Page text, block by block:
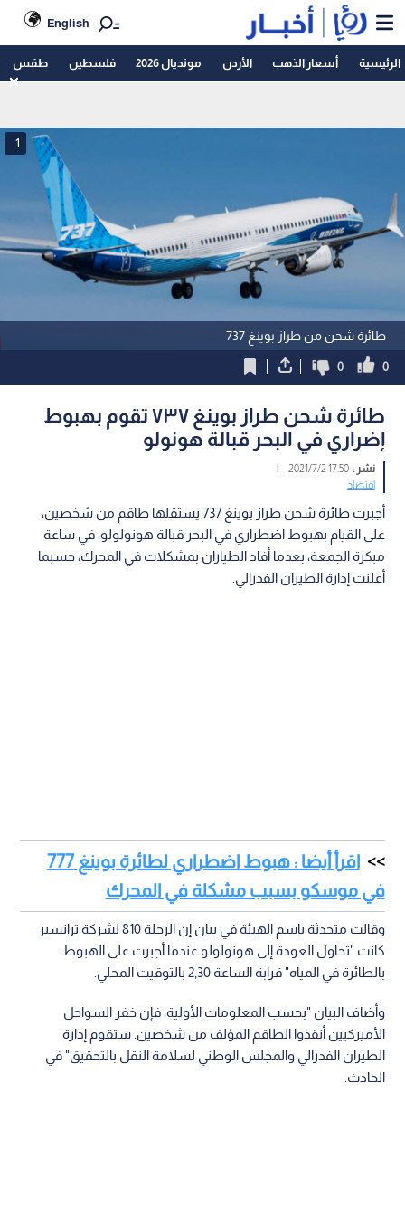
English
الرئيسية أسعار الذهب الأردن مونديال 2026 فلسطين طقس
طائرة شحن من طراز بوينغ 737
1
0
0
طائرة شحن طراز بوينغ ٧٣٧ تقوم بهبوط
إضراري في البحر قبالة هونولو
نشر :17:50 2021/7/2
|
اقتصاد
أجبرت طائرة شحن طراز بوينغ 737 يستقلها طاقم من شخصين،
على القيام بهبوط اضطراري في البحر قبالة هونولولو، في ساعة
مبكرة الجمعة، بعدما أفاد الطياران بمشكلات في المحرك، حسبما
أعلنت إدارة الطيران الفدرالي.
اقرأ أيضا : هبوط اضطراري لطائرة بوينغ 777
في موسكو بسبب مشكلة في المحرك
وقالت متحدثة باسم الهيئة في بيان إن الرحلة 810 لشركة ترانسير
كانت "تحاول العودة إلى هونولولو عندما أجبرت على الهبوط
بالطائرة في المياه" قرابة الساعة 2,30 بالتوقيت المحلي.
وأضاف البيان "بحسب المعلومات الأولية، فإن خفر السواحل
الأميركيين أنقذوا الطاقم المؤلف من شخصين. ستقوم إدارة
الطيران الفدرالي والمجلس الوطني لسلامة النقل بالتحقيق" في
الحادث.